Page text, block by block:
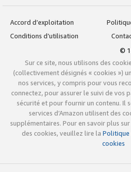
Accord d’exploitation
Conditions d’utilisation
©
Sur ce site, nous utilisons des
(collectivement désignés « cookies »)
nos services, y compris pour vous
connectez, pour assurer le suivi de vos
sécurité et pour fournir un contenu. Il
services d’Amazon utilisent des
supplémentaires. Pour en savoir plus
des cookies, veuillez lire la Politique
cookies